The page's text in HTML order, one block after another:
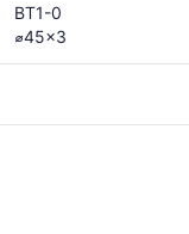
рассчитывается
по
актуальным
поставщиков
по
ВТ1-0
⌀45x3